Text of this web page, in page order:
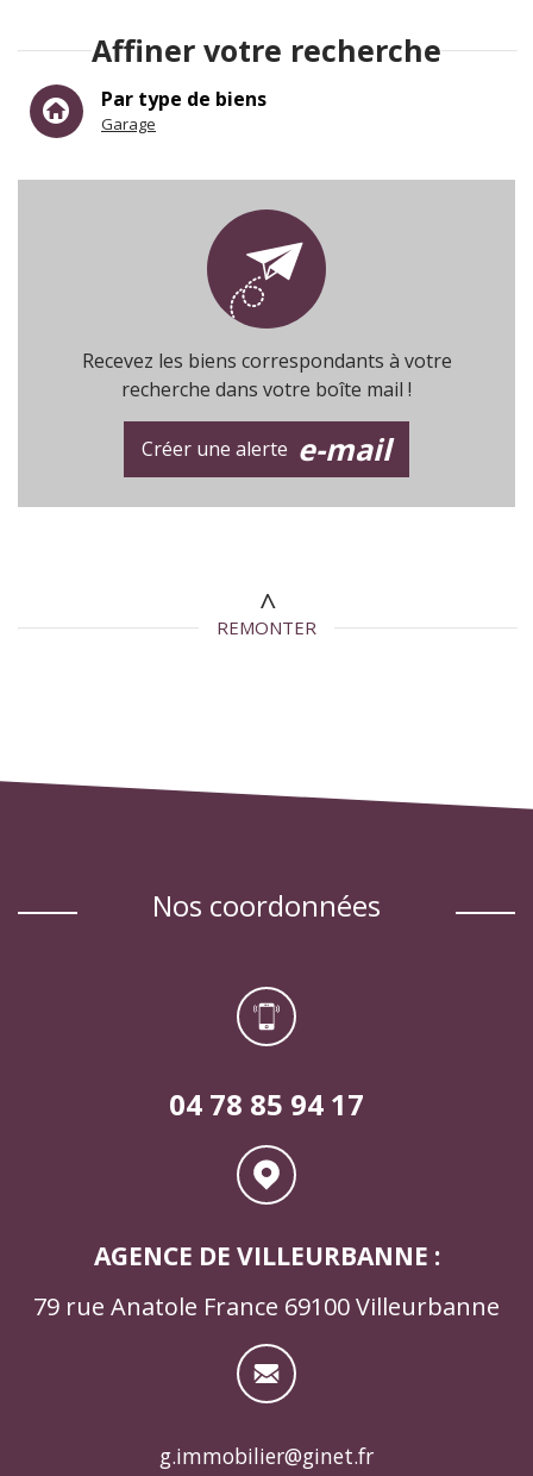
RECHERCHER
Affiner votre recherche
Par type de biens
Garage
Recevez les biens correspondants à votre
recherche dans votre boîte mail !
Créer une alerte e-mail
REMONTER
nos coordonnées
04 78 85 94 17
AGENCE DE VILLEURBANNE :
79 rue Anatole France 69100 Villeurbanne
g.immobilier@ginet.fr